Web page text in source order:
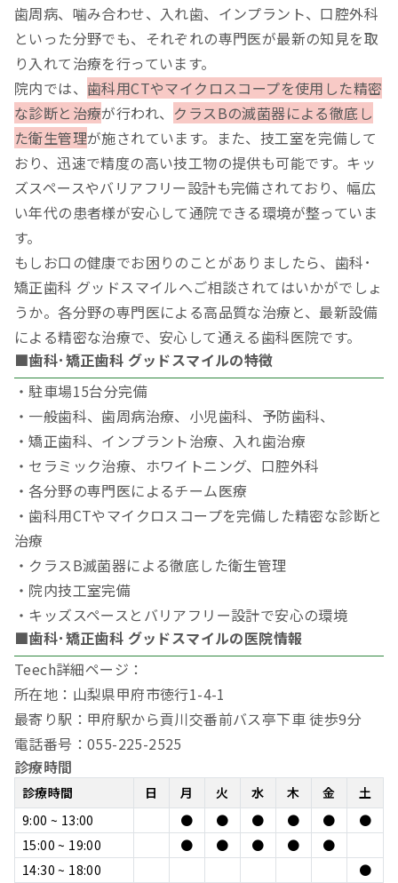
歯周病、噛み合わせ、入れ歯、インプラント、口腔外科
といった分野でも、それぞれの専門医が最新の知見を取
り入れて治療を行っています。
院内では、 歯科用CTやマイクロスコープを使用した精密
な診断と治療が行われ、 クラスBの滅菌器による徹底し
た衛生管理が施されています。また、技工室を完備して
おり、迅速で精度の高い技工物の提供も可能です。キッ
ズスペースやバリアフリー設計も完備されており、幅広
い年代の患者様が安心して通院できる環境が整っていま
す。
もしお口の健康でお困りのことがありましたら、歯科･
矯正歯科 グッドスマイルへご相談されてはいかがでしょ
うか。各分野の専門医による高品質な治療と、最新設備
による精密な治療で、安心して通える歯科医院です。
■歯科･矯正歯科 グッドスマイルの特徴
・駐車場15台分完備
・一般歯科、歯周病治療、小児歯科、予防歯科、
・矯正歯科、インプラント治療、入れ歯治療
・セラミック治療、ホワイトニング、口腔外科
・各分野の専門医によるチーム医療
・歯科用CTやマイクロスコープを完備した精密な診断と
治療
・クラスB滅菌器による徹底した衛生管理
・院内技工室完備
・キッズスペースとバリアフリー設計で安心の環境
■歯科･矯正歯科 グッドスマイルの医院情報
Teech詳細ページ：
所在地：山梨県甲府市徳行1-4-1
最寄り駅：甲府駅から貢川交番前バス亭下車 徒歩9分
電話番号：055-225-2525
診療時間
診療時間 日 月 火 水 木 金
土
9:00 ~ 13:00
● ● ● ● ●
●
15:00 ~ 19:00
● ● ● ●
●
14:30 ~ 18:00
●